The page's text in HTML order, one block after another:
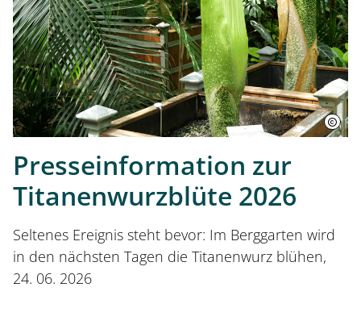
Presseinformation zur
Titanenwurzblüte 2026
Seltenes Ereignis steht bevor: Im Berggarten wird
in den nächsten Tagen die Titanenwurz blühen,
24. 06. 2026